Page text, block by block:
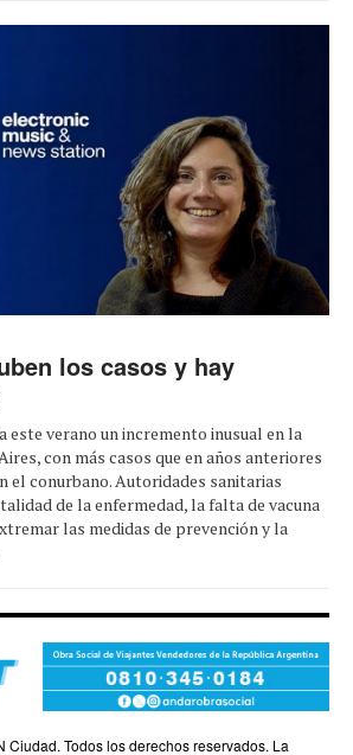
los casos y hay
verano un incremento inusual en la
con más casos que en años anteriores
el conurbano. Autoridades sanitarias
de la enfermedad, la falta de vacuna
las medidas de prevención y la
Ciudad. Todos los derechos reservados. La